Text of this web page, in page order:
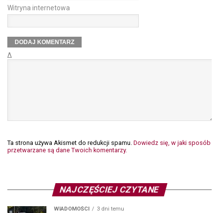
Witryna internetowa
Δ
Ta strona używa Akismet do redukcji spamu. Dowiedz się, w jaki sposób
przetwarzane są dane Twoich komentarzy.
NAJCZĘŚCIEJ CZYTANE
WIADOMOŚCI 3 dni temu